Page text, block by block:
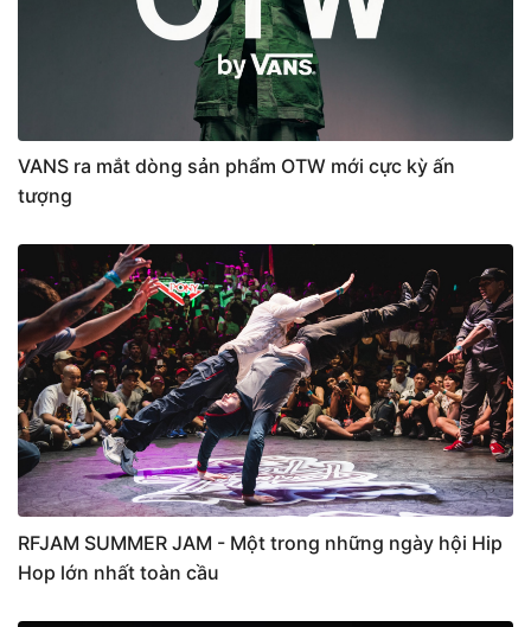
VANS ra mắt dòng sản phẩm OTW mới cực kỳ ấn
tượng
RFJAM SUMMER JAM - Một trong những ngày hội Hip
Hop lớn nhất toàn cầu